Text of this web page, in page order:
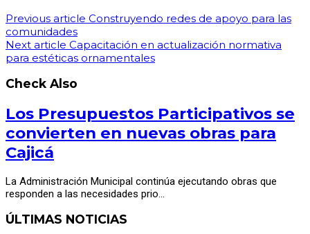
Previous article Construyendo redes de apoyo para las
comunidades
Next article Capacitación en actualización normativa
para estéticas ornamentales
Check Also
Los Presupuestos Participativos se
convierten en nuevas obras para
Cajicá
La Administración Municipal continúa ejecutando obras que
responden a las necesidades prio…
ÚLTIMAS NOTICIAS